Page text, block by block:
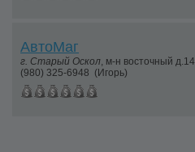
АвтоМаг
г. Старый Оскол, м-н восточный д.14
(980) 325-6948 (Игорь)